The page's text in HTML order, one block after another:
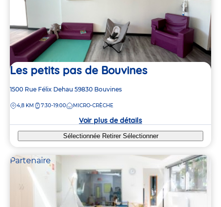
Les petits pas de Bouvines
Adresse
la
1500 Rue Félix Dehau 59830 Bouvines
DISTANCE
4,8 KM 7:30-19:00 MICRO-CRÈCHE
Voir plus de détails
Sélectionnée Retirer Sélectionner
Partenaire